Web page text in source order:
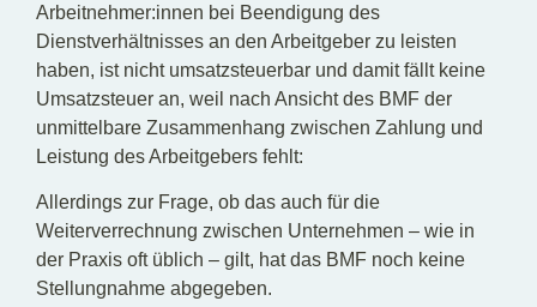
Arbeitnehmer:innen bei Beendigung des
Dienstverhältnisses an den Arbeitgeber zu leisten
haben, ist nicht umsatzsteuerbar und damit fällt keine
Umsatzsteuer an, weil nach Ansicht des BMF der
unmittelbare Zusammenhang zwischen Zahlung und
Leistung des Arbeitgebers fehlt:
Allerdings zur Frage, ob das auch für die
Weiterverrechnung zwischen Unternehmen – wie in
der Praxis oft üblich – gilt, hat das BMF noch keine
Stellungnahme abgegeben.